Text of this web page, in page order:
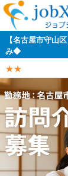
【名古屋市守山
み◆
★★